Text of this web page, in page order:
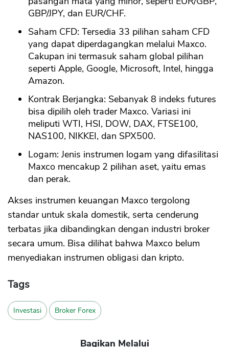
GBP/JPY, dan EUR/CHF.
Saham CFD: Tersedia 33 pilihan saham CFD
yang dapat diperdagangkan melalui Maxco.
Cakupan ini termasuk saham global pilihan
seperti Apple, Google, Microsoft, Intel, hingga
Amazon.
Kontrak Berjangka: Sebanyak 8 indeks futures
bisa dipilih oleh trader Maxco. Variasi ini
meliputi WTI, HSI, DOW, DAX, FTSE100,
NAS100, NIKKEI, dan SPX500.
Logam: Jenis instrumen logam yang difasilitasi
Maxco mencakup 2 pilihan aset, yaitu emas
dan perak.
Akses instrumen keuangan Maxco tergolong
standar untuk skala domestik, serta cenderung
terbatas jika dibandingkan dengan industri broker
secara umum. Bisa dilihat bahwa Maxco belum
menyediakan instrumen obligasi dan kripto.
Tags
Investasi Broker Forex
Bagikan Melalui